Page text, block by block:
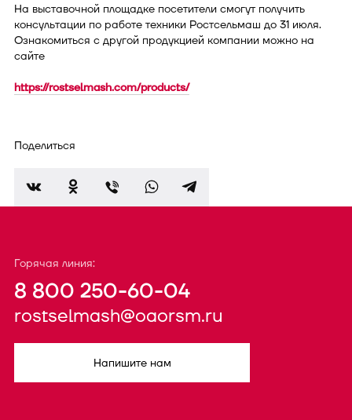
На выставочной площадке посетители смогут получить
консультации по работе техники Ростсельмаш до 31 июля.
Ознакомиться с другой продукцией компании можно на
сайте
https://rostselmash.com/products/
Поделиться
Горячая линия:
8 800 250-60-04
rostselmash@oaorsm.ru
Напишите нам